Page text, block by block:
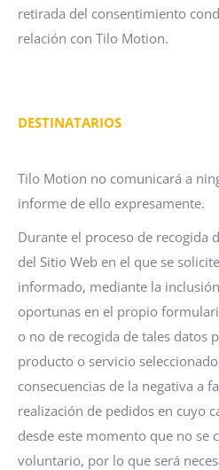
retirada del consentimiento
relación con Tilo Motion.
DESTINATARIOS
Tilo Motion no comunicará a
informe de ello expresamente.
Durante el proceso de recogida
del Sitio Web en el que se
informado, mediante la
oportunas en el propio
o no de recogida de tales datos
producto o servicio
consecuencias de la negativa a
realización de pedidos en cuyo
desde este momento que no se
voluntario, por lo que será